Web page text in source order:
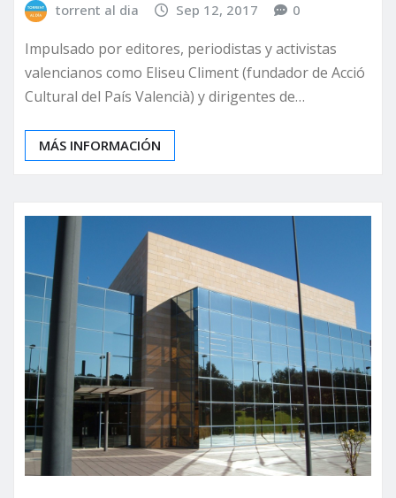
torrent al dia Sep 12, 2017 0
Impulsado por editores, periodistas y activistas
valencianos como Eliseu Climent (fundador de Acció
Cultural del País Valencià) y dirigentes de…
MÁS INFORMACIÓN